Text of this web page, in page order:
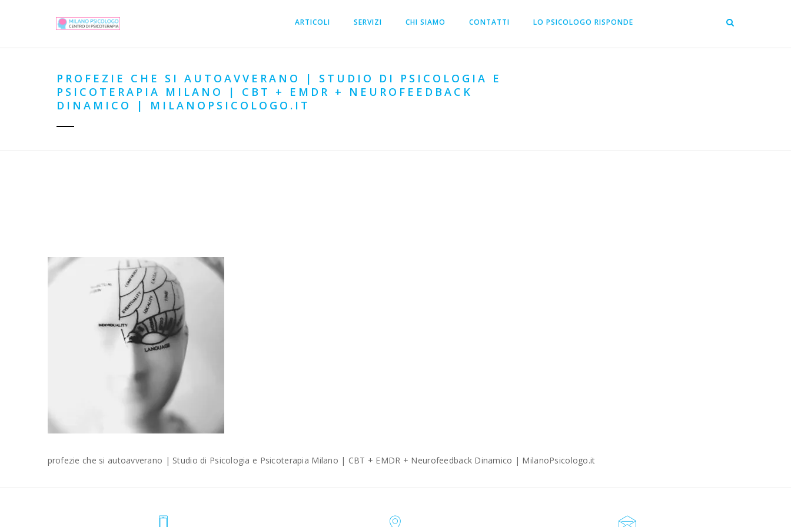
ARTICOLI SERVIZI CHI SIAMO CONTATTI LO PSICOLOGO RISPONDE
PROFEZIE CHE SI AUTOAVVERANO | STUDIO DI PSICOLOGIA E
PSICOTERAPIA MILANO | CBT + EMDR + NEUROFEEDBACK
DINAMICO | MILANOPSICOLOGO.IT
profezie che si autoavverano | Studio di Psicologia e Psicoterapia Milano | CBT + EMDR + Neurofeedback Dinamico | MilanoPsicologo.it